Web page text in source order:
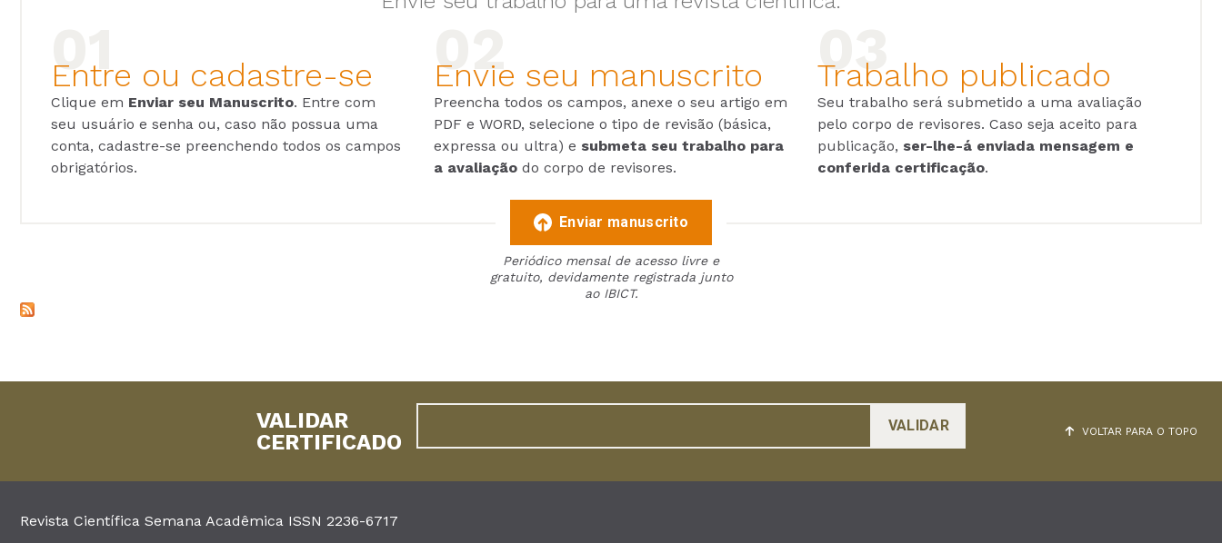
Entre ou cadastre-se
Clique em Enviar seu Manuscrito. Entre com
seu usuário e senha ou, caso não possua uma
conta, cadastre-se preenchendo todos os campos
obrigatórios.
Envie seu manuscrito
Preencha todos os campos, anexe o seu artigo em
PDF e WORD, selecione o tipo de revisão (básica,
expressa ou ultra) e submeta seu trabalho para
a avaliação do corpo de revisores.
Trabalho publicado
Seu trabalho será submetido a uma avaliação
pelo corpo de revisores. Caso seja aceito para
publicação, ser-lhe-á enviada mensagem e
conferida certificação.
Enviar manuscrito
Periódico mensal de acesso livre e
gratuito, devidamente registrada junto
ao IBICT.
VOLTAR PARA O TOPO
VALIDAR
CERTIFICADO
Revista Científica Semana Acadêmica ISSN 2236-6717